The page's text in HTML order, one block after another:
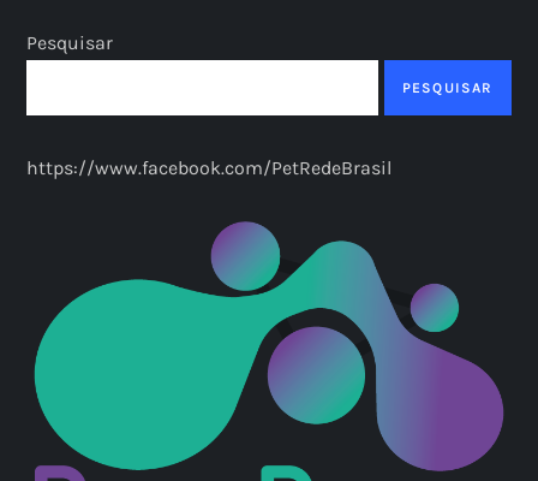
Pesquisar
PESQUISAR
https://www.facebook.com/PetRedeBrasil